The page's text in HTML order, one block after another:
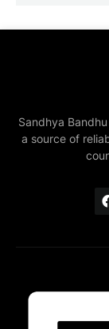
Sandhya
a source of